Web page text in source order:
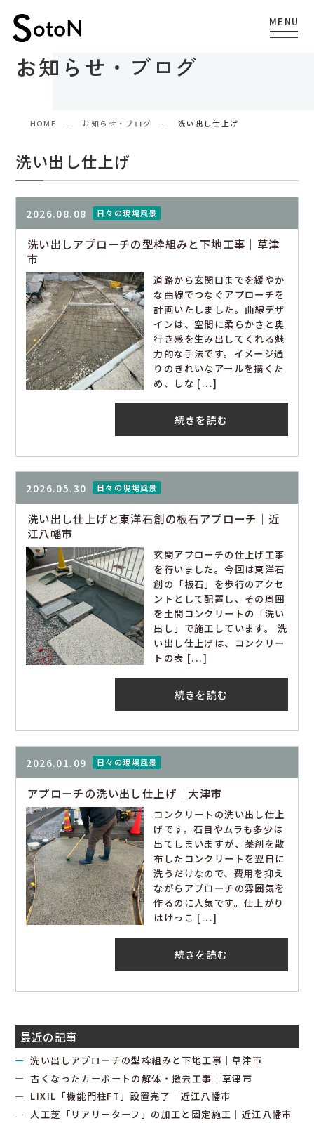
お知らせ・ブログ
HOME お知らせ・ブログ 洗い出し仕上げ
洗い出し仕上げ
2026.08.08 日々の現場風景
洗い出しアプローチの型枠組みと下地工事｜草津
市
道路から玄関口までを緩やか
な曲線でつなぐアプローチを
計画いたしました。曲線デザ
インは、空間に柔らかさと奥
行き感を生み出してくれる魅
力的な手法です。イメージ通
りのきれいなアールを描くた
め、しな [...]
続きを読む
2026.05.30 日々の現場風景
洗い出し仕上げと東洋石創の板石アプローチ｜近
江八幡市
玄関アプローチの仕上げ工事
を行いました。今回は東洋石
創の「板石」を歩行のアクセ
ントとして配置し、その周囲
を土間コンクリートの「洗い
出し」で施工しています。 洗
い出し仕上げは、コンクリー
トの表 [...]
続きを読む
2026.01.09 日々の現場風景
アプローチの洗い出し仕上げ｜大津市
コンクリートの洗い出し仕上
げです。石目やムラも多少は
出てしまいますが、薬剤を散
布したコンクリートを翌日に
洗うだけなので、費用を抑え
ながらアプローチの雰囲気を
作るのに人気です。仕上がり
はけっこ [...]
続きを読む
最近の記事
洗い出しアプローチの型枠組みと下地工事｜草津市
古くなったカーポートの解体・撤去工事｜草津市
LIXIL「機能門柱FT」設置完了｜近江八幡市
人工芝「リアリーターフ」の加工と固定施工｜近江八幡市